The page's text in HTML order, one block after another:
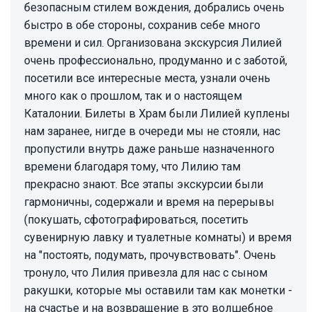
безопасным стилем вождения, добрались очень
быстро в обе стороны, сохранив себе много
времени и сил. Организована экскурсия Лилией
очень профессионально, продуманно и с заботой,
посетили все интересные места, узнали очень
много как о прошлом, так и о настоящем
Каталонии. Билеты в Храм были Лилией куплены
нам заранее, нигде в очереди мы не стояли, нас
пропустили внутрь даже раньше назначенного
времени благодаря тому, что Лилию там
прекрасно знают. Все этапы экскурсии были
гармоничны, содержали и время на перерывы
(покушать, сфотографироваться, посетить
сувенирную лавку и туалетные комнаты) и время
на "постоять, подумать, прочувствовать". Очень
тронуло, что Лилия привезла для нас с сыном
ракушки, которые мы оставили там как монетки -
на счастье и на возвращение в это волшебное